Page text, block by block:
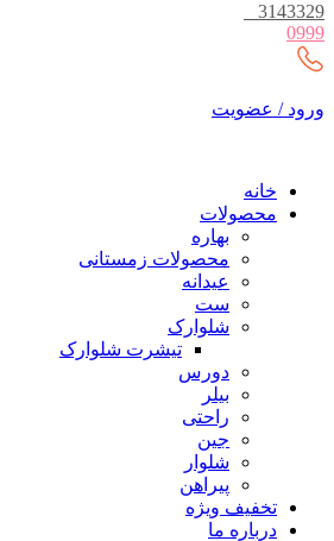
3143329
0999
ورود / عضویت
خانه
محصولات
بهاره
محصولات زمستانی
عیدانه
ست
شلوارک
تیشرت شلوارک
دورس
بیلر
راحتی
جین
شلوار
پیراهن
تخفیف ویژه
درباره ما